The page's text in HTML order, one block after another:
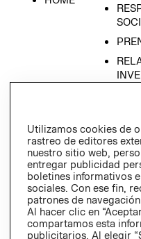
Utilizamos cookies de
rastreo de editores
nuestro sitio web,
entregar publicidad
boletines informativos
sociales. Con ese fin,
patrones de
Al hacer clic en
compartamos esta
publicitarios. Al elegir